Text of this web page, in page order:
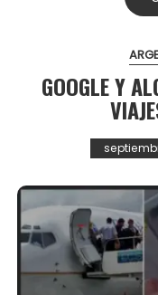
GOOGLE Y